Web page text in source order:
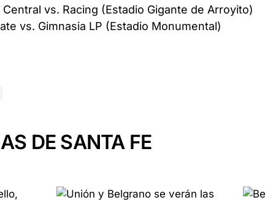
Central vs. Racing (Estadio Gigante de Arroyito)
vs. Gimnasia LP (Estadio Monumental)
DE SANTA FE